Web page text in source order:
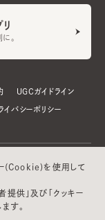
。
UGCガイドライン
イバシーポリシー
(Cookie)を使用して
供」及び「クッキー
す。